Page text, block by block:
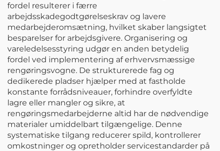
fordel resulterer i færre
arbejdsskadegodtgørelseskrav og lavere
medarbejderomsætning, hvilket skaber langsigtet
besparelser for arbejdsgivere. Organisering og
vareledelsesstyring udgør en anden betydelig
fordel ved implementering af erhvervsmæssige
rengøringsvogne. De strukturerede fag og
dedikerede pladser hjælper med at fastholde
konstante forrådsniveauer, forhindre overfyldte
lagre eller mangler og sikre, at
rengøringsmedarbejderne altid har de nødvendige
materialer umiddelbart tilgængelige. Denne
systematiske tilgang reducerer spild, kontrollerer
omkostninger og opretholder servicestandarder på